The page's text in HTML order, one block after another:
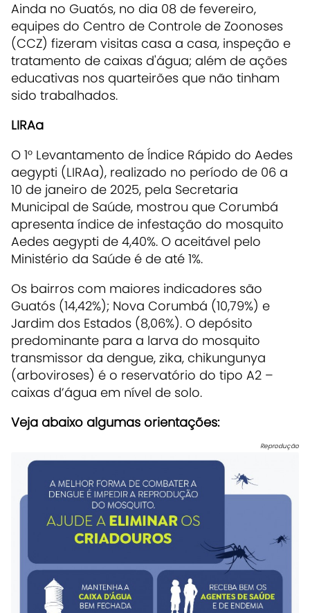
Ainda no Guatós, no dia 08 de fevereiro,
equipes do Centro de Controle de Zoonoses
(CCZ) fizeram visitas casa a casa, inspeção e
tratamento de caixas d'água; além de ações
educativas nos quarteirões que não tinham
sido trabalhados.
LIRAa
O 1° Levantamento de Índice Rápido do Aedes
aegypti (LIRAa), realizado no período de 06 a
10 de janeiro de 2025, pela Secretaria
Municipal de Saúde, mostrou que Corumbá
apresenta índice de infestação do mosquito
Aedes aegypti de 4,40%. O aceitável pelo
Ministério da Saúde é de até 1%.
Os bairros com maiores indicadores são
Guatós (14,42%); Nova Corumbá (10,79%) e
Jardim dos Estados (8,06%). O depósito
predominante para a larva do mosquito
transmissor da dengue, zika, chikungunya
(arboviroses) é o reservatório do tipo A2 –
caixas d’água em nível de solo.
Veja abaixo algumas orientações:
Reprodução